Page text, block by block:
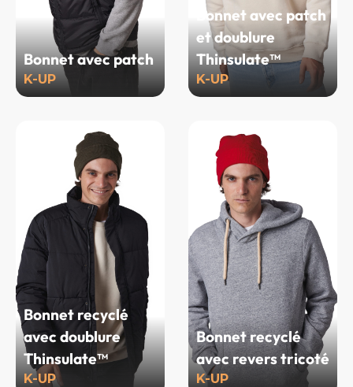
Bonnet avec patch
K-UP
Bonnet avec patch
et doublure
Thinsulate™
K-UP
Bonnet recyclé
avec doublure
Thinsulate™
K-UP
Bonnet recyclé
avec revers tricoté
K-UP